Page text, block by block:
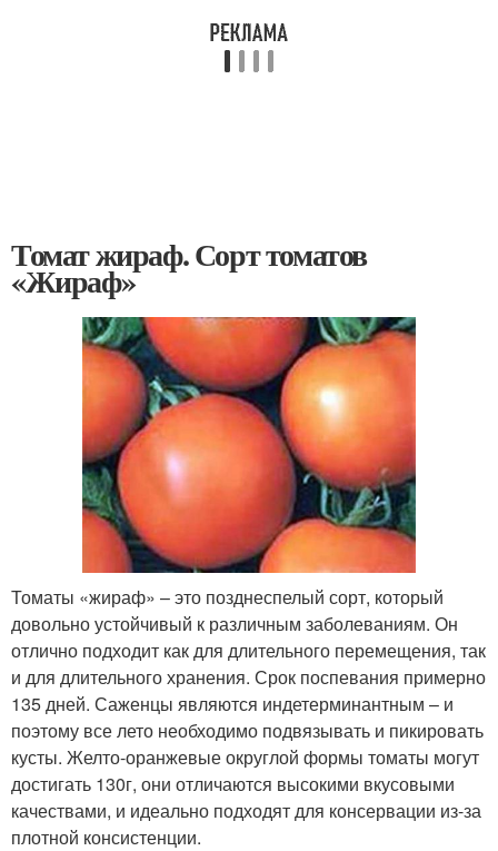
Томат жираф. Сорт томатов
«Жираф»
Томаты «жираф» – это позднеспелый сорт, который
довольно устойчивый к различным заболеваниям. Он
отлично подходит как для длительного перемещения, так
и для длительного хранения. Срок поспевания примерно
135 дней. Саженцы являются индетерминантным – и
поэтому все лето необходимо подвязывать и пикировать
кусты. Желто-оранжевые округлой формы томаты могут
достигать 130г, они отличаются высокими вкусовыми
качествами, и идеально подходят для консервации из-за
плотной консистенции.